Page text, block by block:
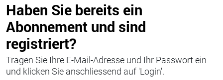
Haben Sie bereits ein
Abonnement und sind
registriert?
Tragen Sie Ihre E-Mail-Adresse und Ihr Passwort ein
und klicken Sie anschliessend auf 'Login'.